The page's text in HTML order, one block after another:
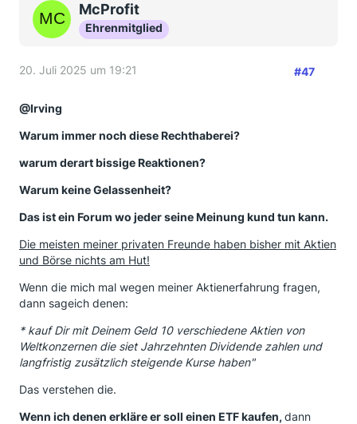
McProfit
Ehrenmitglied
20. Juli 2025 um 19:21 #47
@Irving
Warum immer noch diese Rechthaberei?
warum derart bissige Reaktionen?
Warum keine Gelassenheit?
Das ist ein Forum wo jeder seine Meinung kund tun kann.
Die meisten meiner privaten Freunde haben bisher mit Aktien
und Börse nichts am Hut!
Wenn die mich mal wegen meiner Aktienerfahrung fragen,
dann sageich denen:
* kauf Dir mit Deinem Geld 10 verschiedene Aktien von
Weltkonzernen die siet Jahrzehnten Dividende zahlen und
langfristig zusätzlich steigende Kurse haben"
Das verstehen die.
Wenn ich denen erkläre er soll einen ETF kaufen, dann